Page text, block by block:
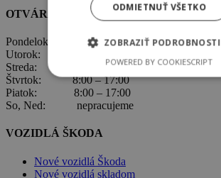
OTVÁRACIE HODINY
Pondelok: 8:00 – 17:00
Utorok: 8:00 – 17:00
Streda: 8:00 – 17:00
Štvrtok: 8:00 – 17:00
Piatok: 8:00 – 17:00
So, Ned: nepracujeme
VOZIDLÁ ŠKODA
Nové vozidlá Škoda
Nové vozidlá skladom
ODMIETNUŤ VŠETKO
ZOBRAZIŤ PODROBNOSTI
POWERED BY COOKIESCRIPT